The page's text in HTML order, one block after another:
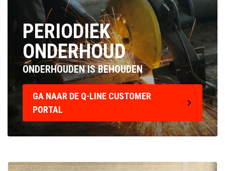
PERIODIEK
ONDERHOUD
ONDERHOUDEN IS BEHOUDEN
GA NAAR DE Q-LINE CUSTOMER
PORTAL